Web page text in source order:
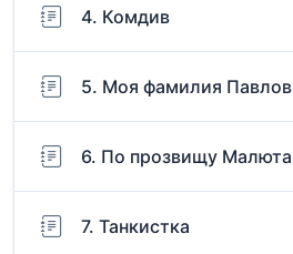
4. Комдив
5. Моя фамилия Павлов
6. По прозвищу Малюта
7. Танкистка